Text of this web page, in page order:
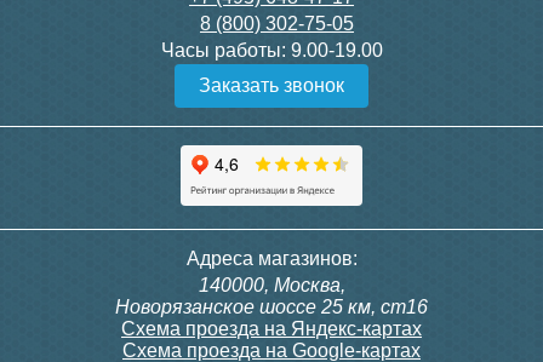
Конвектор ITT.080.200.1300
с решеткой GRILL.SGW-20-
Конвектор ITT.080.200.1000
с решеткой GRILL.SGW-20-
Подробнее Подробнее
300, 230В (врезной - квадр.
конвектора прямой itermic
ITFS
8 (800) 302-75-05
Часы работы: 9.00-19.00
Заказать звонок
Адреса магазинов:
140000, Москва,
Новорязанское шоссе 25 км, ст16
Схема проезда на Яндекс-картах
Схема проезда на Google-картах